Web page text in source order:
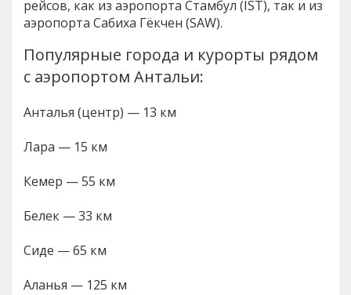
рейсов, как из аэропорта Стамбул (IST), так и из
аэропорта Сабиха Гёкчен (SAW).
Популярные города и курорты рядом
с аэропортом Антальи:
Анталья (центр) — 13 км
Лара — 15 км
Кемер — 55 км
Белек — 33 км
Сиде — 65 км
Аланья — 125 км